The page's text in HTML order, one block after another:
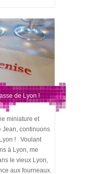
de Lyon !
miniature et
Jean, continuons
! Voulant
à Lyon, me
le vieux Lyon,
aux fourneaux.